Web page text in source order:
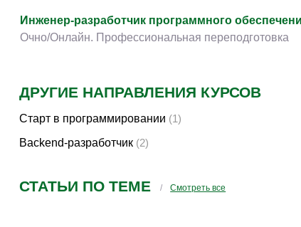
Инженер-разработчик программного
Очно/Онлайн. Профессиональная переподготовка
ДРУГИЕ НАПРАВЛЕНИЯ КУРСОВ
Старт в программировании (1)
Backend-разработчик (2)
СТАТЬИ ПО ТЕМЕ Смотреть все